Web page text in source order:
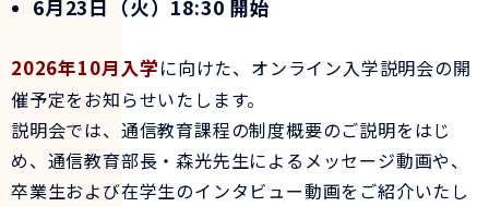
6月23日（火）18:30 開始
2026年10月入学に向けた、オンライン入学説明会の開
催予定をお知らせいたします。
説明会では、通信教育課程の制度概要のご説明をはじ
め、通信教育部長・森光先生によるメッセージ動画や、
卒業生および在学生のインタビュー動画をご紹介いたし